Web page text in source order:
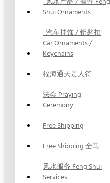
风水产品 / 摆件 Feng
Shui Ornaments
汽车挂饰 / 钥匙扣
Car Ornaments /
Keychains
福海通天贵人符
法会 Praying
Ceremony
Free Shipping
Free Shipping 全马
风水服务 Feng Shui
Services